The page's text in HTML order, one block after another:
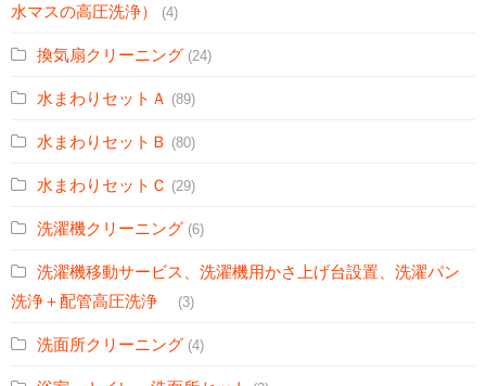
水マスの高圧洗浄）
(4)
換気扇クリーニング (24)
水まわりセットＡ (89)
水まわりセットＢ (80)
水まわりセットＣ (29)
洗濯機クリーニング (6)
洗濯機移動サービス、洗濯機用かさ上げ台設置、洗濯パン
洗浄＋配管高圧洗浄
(3)
洗面所クリーニング (4)